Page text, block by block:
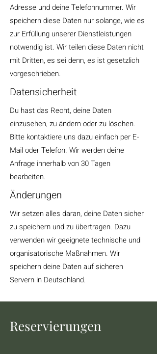
Adresse und deine Telefonnummer. Wir
speichern diese Daten nur solange, wie es
zur Erfüllung unserer Dienstleistungen
notwendig ist. Wir teilen diese Daten nicht
mit Dritten, es sei denn, es ist gesetzlich
vorgeschrieben.
Datensicherheit
Du hast das Recht, deine Daten
einzusehen, zu ändern oder zu löschen.
Bitte kontaktiere uns dazu einfach per E-
Mail oder Telefon. Wir werden deine
Anfrage innerhalb von 30 Tagen
bearbeiten.
Änderungen
Wir setzen alles daran, deine Daten sicher
zu speichern und zu übertragen. Dazu
verwenden wir geeignete technische und
organisatorische Maßnahmen. Wir
speichern deine Daten auf sicheren
Servern in Deutschland.
Reservierungen